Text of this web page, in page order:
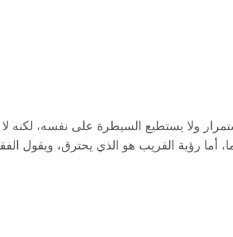
ولا يستطيع السيطرة على نفسه، لكنه لا
رؤية القريب هو الذي يحترق، ويقول